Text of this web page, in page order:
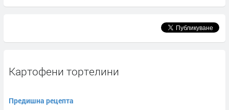
Картофени тортелини
Предишна рецепта